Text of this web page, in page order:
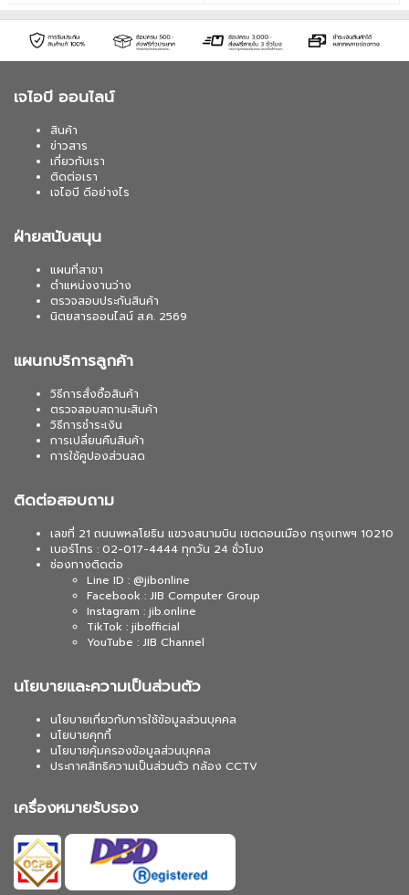
เจไอบี ออนไลน์
สินค้า
ข่าวสาร
เกี่ยวกับเรา
ติดต่อเรา
เจไอบี ดีอย่างไร
ฝ่ายสนับสนุน
แผนที่สาขา
ตำแหน่งงานว่าง
ตรวจสอบประกันสินค้า
นิตยสารออนไลน์ ส.ค. 2569
แผนกบริการลูกค้า
วิธีการสั่งซื้อสินค้า
ตรวจสอบสถานะสินค้า
วิธีการชำระเงิน
การเปลี่ยนคืนสินค้า
การใช้คูปองส่วนลด
ติดต่อสอบถาม
เลขที่ 21 ถนนพหลโยธิน แขวงสนามบิน เขตดอนเมือง กรุงเทพฯ 10210
เบอร์โทร : 02-017-4444 ทุกวัน 24 ชั่วโมง
ช่องทางติดต่อ
Line ID : @jibonline
Facebook : JIB Computer Group
Instagram : jib.online
TikTok : jibofficial
YouTube : JIB Channel
นโยบายและความเป็นส่วนตัว
นโยบายเกี่ยวกับการใช้ข้อมูลส่วนบุคคล
นโยบายคุกกี้
นโยบายคุ้มครองข้อมูลส่วนบุคคล
ประกาศสิทธิความเป็นส่วนตัว กล้อง CCTV
เครื่องหมายรับรอง